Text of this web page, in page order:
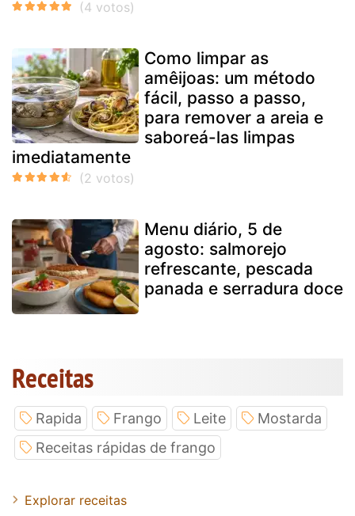
Como limpar as
amêijoas: um método
fácil, passo a passo,
para remover a areia e
saboreá-las limpas
imediatamente
Menu diário, 5 de
agosto: salmorejo
refrescante, pescada
panada e serradura doce
Receitas
Rapida Frango Leite
Mostarda
Receitas rápidas de frango
Explorar receitas